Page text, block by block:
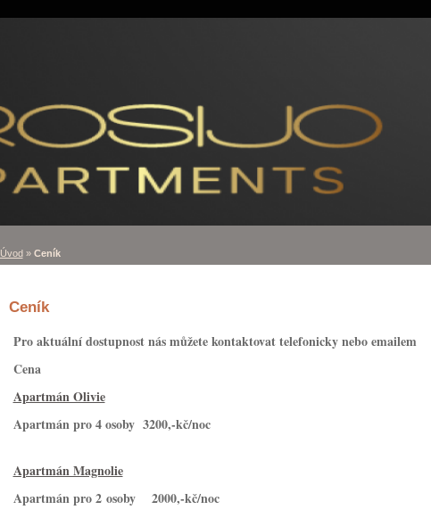
Úvod» Ceník
Ceník
Pro aktuální dostupnost nás můžete kontaktovat telefonicky nebo emailem
Cena
Apartmán Olivie
Apartmán pro 4 osoby 3200,-kč/noc
Apartmán Magnolie
Apartmán pro 2 osoby 2000,-kč/noc